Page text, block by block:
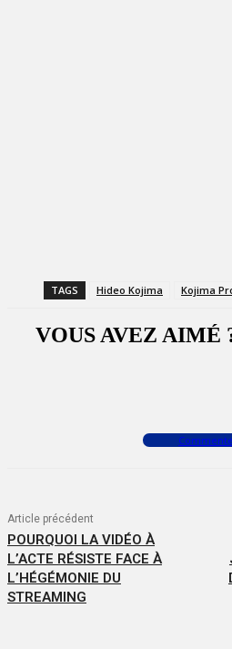
TAGS Hideo Kojima Kojima
VOUS AVEZ AIMÉ
Article précédent
POURQUOI LA VIDÉO À
L’ACTE RÉSISTE FACE À
L’HÉGÉMONIE DU
STREAMING